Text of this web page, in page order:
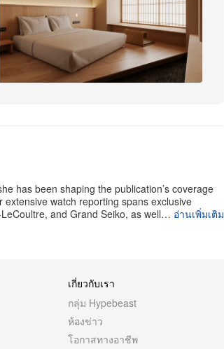
has been shaping the publication’s coverage
watch reporting spans exclusive
and Grand Seiko, as well… อ่านเพิ่มเติม
เกี่ยวกับเรา
กลุ่ม Hypebeast
ห้องข่าว
โอกาสทางอาชีพ